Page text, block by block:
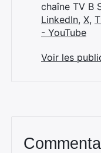
chaîne TV B
LinkedIn, X,
- YouTube
Voir les